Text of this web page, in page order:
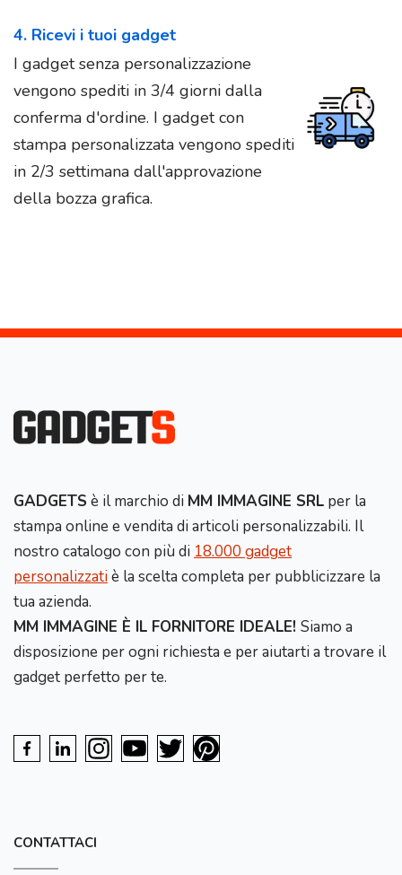
4. Ricevi i tuoi gadget
I gadget senza personalizzazione
vengono spediti in 3/4 giorni dalla
conferma d'ordine. I gadget con
stampa personalizzata vengono spediti
in 2/3 settimana dall'approvazione
della bozza grafica.
GADGETS è il marchio di MM IMMAGINE SRL per la
stampa online e vendita di articoli personalizzabili. Il
nostro catalogo con più di 18.000 gadget
personalizzatiè la scelta completa per pubblicizzare la
tua azienda.
MM IMMAGINE È IL FORNITORE IDEALE! Siamo a
disposizione per ogni richiesta e per aiutarti a trovare il
gadget perfetto per te.
CONTATTACI